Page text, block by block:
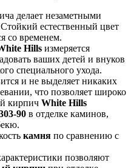
делает незаметными
естественный цвет
со временем.
Hills измеряется
ваших детей и внуков
специального ухода.
и не выделяет никаких
что позволяет широко
кирпич White Hills
90 в отделке каминов,
камня по сравнению с
позволяют